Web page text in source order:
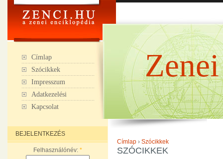
Címlap
Szócikkek
Impresszum
Adatkezelési
Kapcsolat
BEJELENTKEZÉS
Felhasználónév: *
Címlap› Szócikkek
SZÓCIKKEK